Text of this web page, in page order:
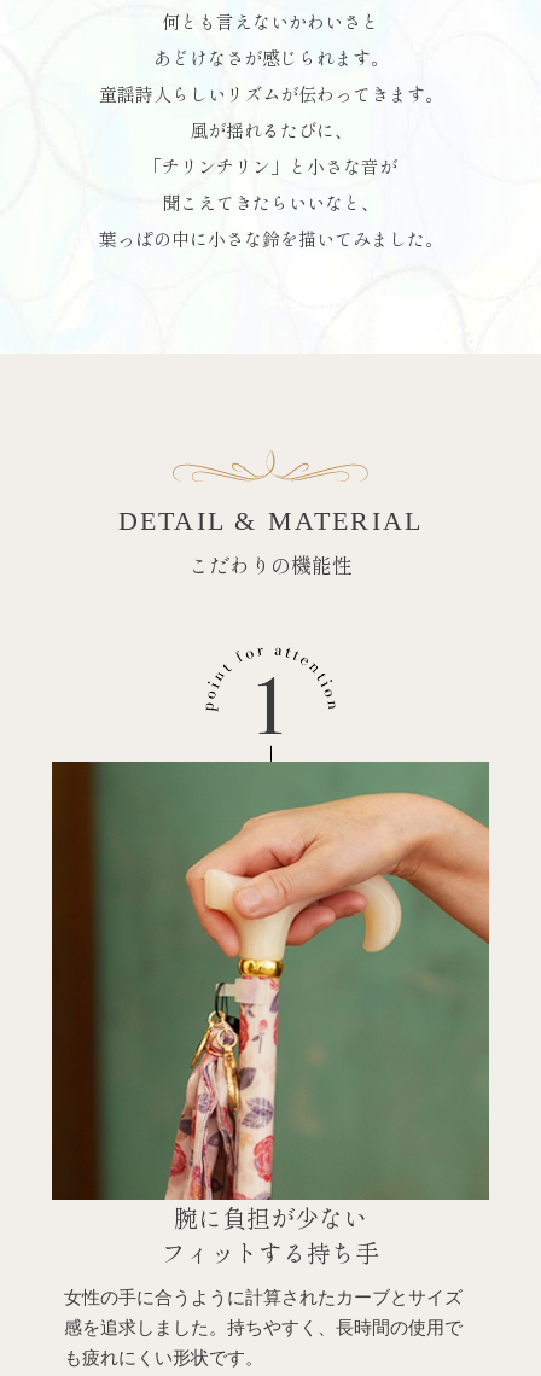
何とも言えないかわいさと
あどけなさが感じられます。
童謡詩人らしいリズムが伝わってきます。
風が揺れるたびに、
「チリンチリン」と小さな音が
聞こえてきたらいいなと、
葉っぱの中に小さな鈴を描いてみました。
DETAIL & MATERIAL
こだわりの機能性
腕に負担が少ない
フィットする持ち手
女性の手に合うように計算されたカーブとサイズ
感を追求しました。持ちやすく、長時間の使用で
も疲れにくい形状です。